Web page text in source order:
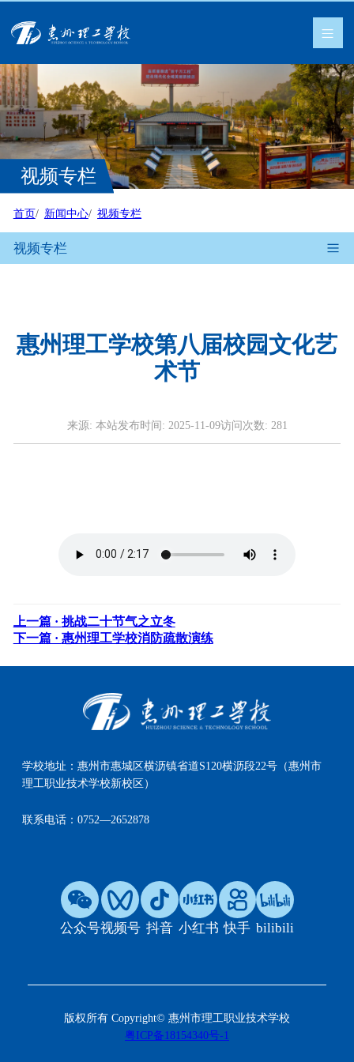
视频专栏
首页 新闻中心 视频专栏
视频专栏
惠州理工学校第八届校园文化艺
术节
来源: 本站发布时间: 2025-11-09访问次数: 281
上一篇 · 挑战二十节气之立冬
下一篇 · 惠州理工学校消防疏散演练
学校地址：惠州市惠城区横沥镇省道S120横沥段22号（惠州市
理工职业技术学校新校区）
联系电话：0752—2652878
公众号视频号 抖音 小红书 快手 bilibili
版权所有 Copyright© 惠州市理工职业技术学校
粤ICP备18154340号-1